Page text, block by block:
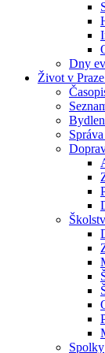
Dny
Život v Praze
Spolky